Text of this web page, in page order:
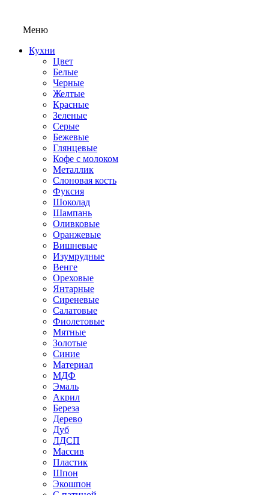
Меню
Кухни
Цвет
Белые
Черные
Желтые
Красные
Зеленые
Серые
Бежевые
Глянцевые
Кофе с молоком
Металлик
Слоновая кость
Фуксия
Шоколад
Шампань
Оливковые
Оранжевые
Вишневые
Изумрудные
Венге
Ореховые
Янтарные
Сиреневые
Салатовые
Фиолетовые
Мятные
Золотые
Синие
Материал
МДФ
Эмаль
Акрил
Береза
Дерево
Дуб
ЛДСП
Массив
Пластик
Шпон
Экошпон